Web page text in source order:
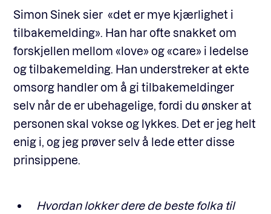
Simon Sinek sier «det er mye kjærlighet i
tilbakemelding». Han har ofte snakket om
forskjellen mellom «love» og «care» i ledelse
og tilbakemelding. Han understreker at ekte
omsorg handler om å gi tilbakemeldinger
selv når de er ubehagelige, fordi du ønsker at
personen skal vokse og lykkes. Det er jeg helt
enig i, og jeg prøver selv å lede etter disse
prinsippene.
Hvordan lokker dere de beste folka til